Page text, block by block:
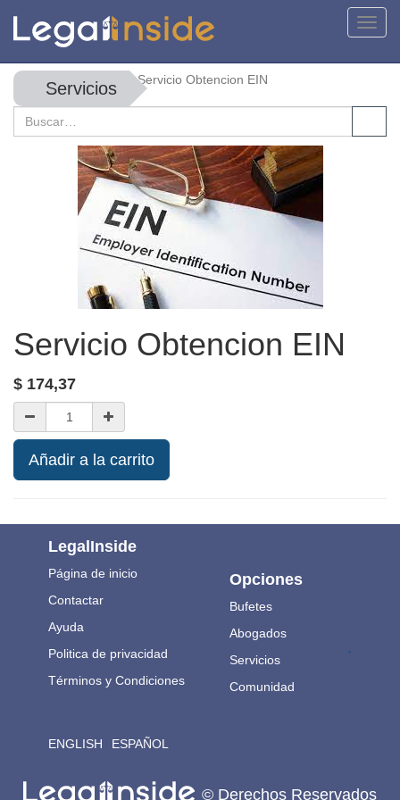
Servicios Servicio Obtencion EIN
Servicio Obtencion EIN
$ 174,37
Añadir a la carrito
LegalInside
Página de inicio
Contactar
Ayuda
Politica de privacidad
Términos y Condiciones
ENGLISH ESPAÑOL
Opciones
Bufetes
Abogados
Servicios
Comunidad
.
© Derechos Reservados